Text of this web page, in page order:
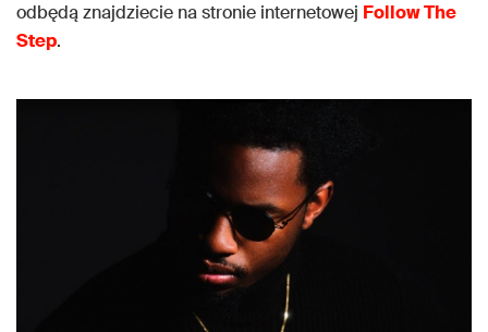
odbędą znajdziecie na stronie internetowej Follow The
Step.